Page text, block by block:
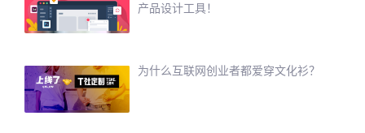
产品设计工具！
为什么互联网创业者都爱穿文化衫？